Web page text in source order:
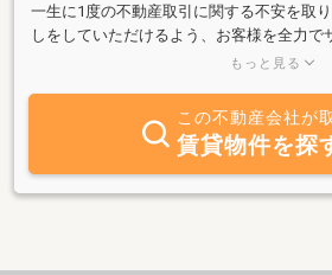
一生に1度の不動産取引に関する不安を取
しをしていただけるよう、お客様を全力で
す。そしていつか、「不動産の相談はどこ
不動産といえばまず一番に「センチュリー
ト」の名前を挙げていただけるような、そ
んになれたらと思います。 私たちセンチュ
イトが目指すのは、そんな≪行きたくなる
もっと見る
この不動産会社が
賃貸物件を探